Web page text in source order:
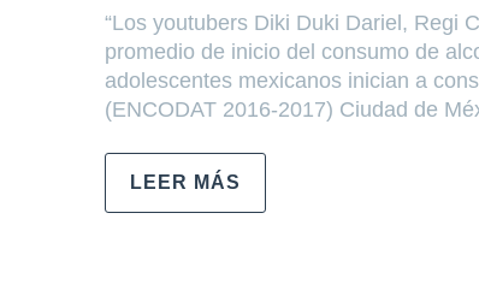
“Los youtubers Diki Duki Dariel, Regi
promedio de inicio del consumo de
adolescentes mexicanos inician a
(ENCODAT 2016-2017) Ciudad de
LEER MÁS